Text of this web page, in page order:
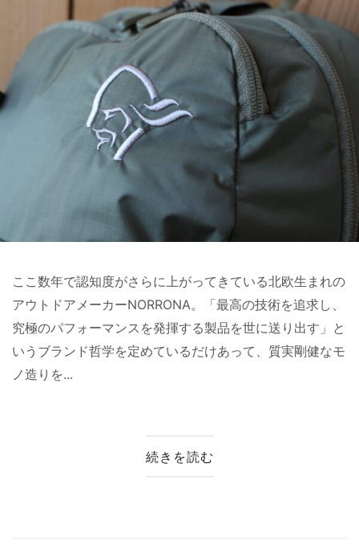
ここ数年で認知度がさらに上がってきている北欧生まれの
アウトドアメーカーNORRONA。「最高の技術を追求し、
究極のパフォーマンスを発揮する製品を世に送り出す」と
いうブランド哲学を定めているだけあって、質実剛健なモ
ノ造りを...
続きを読む